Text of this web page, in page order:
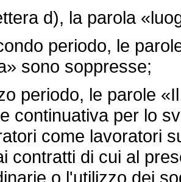
d), la parola
periodo, le
sono soppresse;
periodo, le parole
continuativa per lo
come lavoratori
contratti di cui al
o l'utilizzo dei